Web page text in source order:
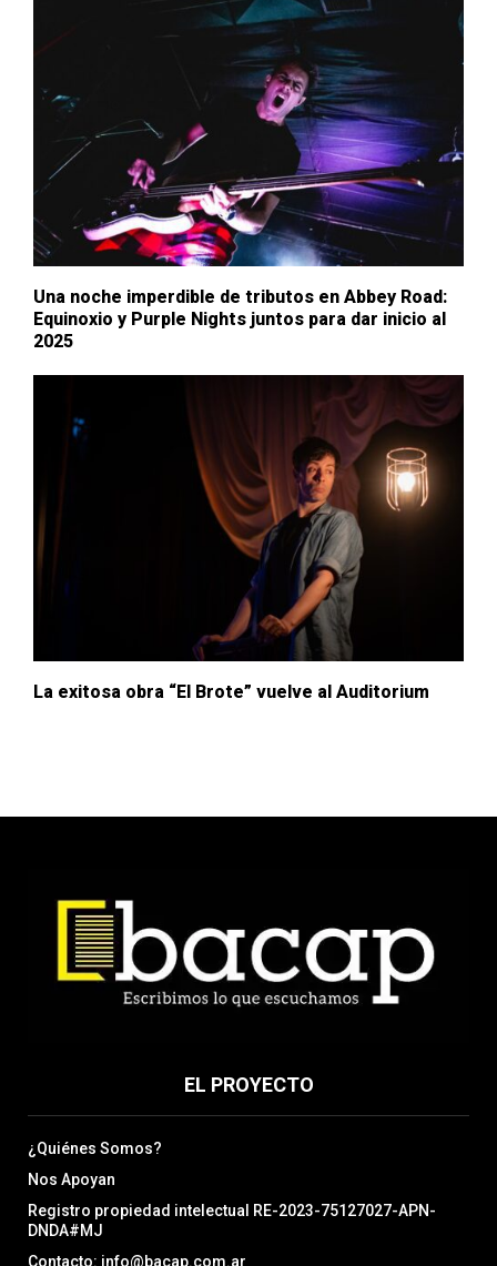
Una noche imperdible de tributos en Abbey Road:
Equinoxio y Purple Nights juntos para dar inicio al
2025
La exitosa obra “El Brote” vuelve al Auditorium
EL PROYECTO
¿Quiénes Somos?
Nos Apoyan
Registro propiedad intelectual RE-2023-75127027-APN-
DNDA#MJ
Contacto: info@bacap.com.ar